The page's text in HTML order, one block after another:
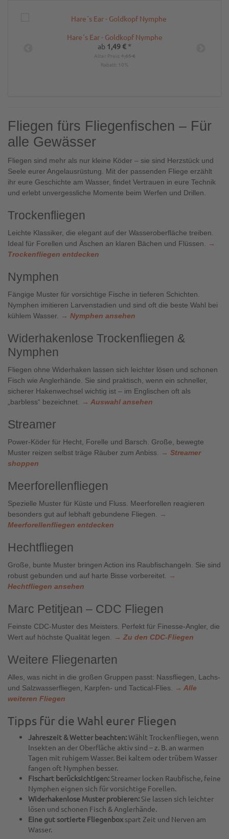
Hare´s Ear - Goldkopf Nymphe
ab 1,49 € *
Alter Preis: 1,65 €
Rabatt: 10%
Fliegen fürs Fliegenfischen – Für
alle Gewässer
Fliegen sind mehr als nur kleine Köder – sie sind Herzstück und
Seele eurer Angelausrüstung. Mit der passenden Fliege erzählt
ihr eure Geschichte am Wasser, findet Vertrauen in eure Technik
und erlebt unvergessliche Momente beim Werfen und Drillen.
Trockenfliegen
Leichte Klassiker, die elegant auf der Wasseroberfläche treiben.
Ideal für Forellen und Äschen an klaren Bächen und Flüssen.
→
Trockenfliegen entdecken
Nymphen
Fängige Muster für vorsichtige Fische in tieferen Schichten.
Nymphen imitieren Larvenstadien und sind oft die beste Wahl bei
kühlem Wasser.
→ Nymphen ansehen
Widerhakenlose Trockenfliegen &
Nymphen
Fliegen ohne Widerhaken lassen sich leichter lösen und schonen
Fisch wie Anglerhände. Sie sind praktisch, wenn ein schneller,
sicherer Hakenwechsel wichtig ist – im Englischen oft als
„barbless“ bezeichnet.
→ Auswahl ansehen
Streamer
Power-Köder für Hecht, Forelle und Barsch. Große, bewegte
Muster reizen selbst träge Räuber zum Anbiss.
→ Streamer
shoppen
Meerforellenfliegen
Spezielle Muster für Küste und Fluss. Meerforellen reagieren
besonders gut auf lebhaft gebundene Fliegen.
→
Meerforellenfliegen entdecken
Hechtfliegen
Große, bunte Muster bringen Action ins Raubfischangeln. Sie sind
robust gebunden und auf harte Bisse vorbereitet.
→
Hechtfliegen ansehen
Marc Petitjean – CDC Fliegen
Feinste CDC-Muster des Meisters. Perfekt für Finesse-Angler, die
Wert auf höchste Qualität legen.
→ Zu den CDC-Fliegen
Weitere Fliegenarten
Alles, was nicht in die großen Gruppen passt: Nassfliegen, Lachs-
und Salzwasserfliegen, Karpfen- und Tactical-Flies.
→ Alle
weiteren Fliegen
Tipps für die Wahl eurer Fliegen
Jahreszeit & Wetter beachten:Wählt Trockenfliegen, wenn
Insekten an der Oberfläche aktiv sind – z. B. an warmen
Tagen mit ruhigem Wasser. Bei kaltem oder trübem Wasser
fangen oft Nymphen besser.
Fischart berücksichtigen: Streamer locken Raubfische, feine
Nymphen eignen sich für vorsichtige Forellen.
Widerhakenlose Muster probieren: Sie lassen sich leichter
lösen und schonen Fisch & Anglerhände.
Eine gut sortierte Fliegenbox spart Zeit und Nerven am
Wasser.